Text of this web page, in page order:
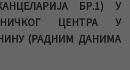
БР.1) У
ЦЕНТРА У
(РАДНИМ ДАНИМА